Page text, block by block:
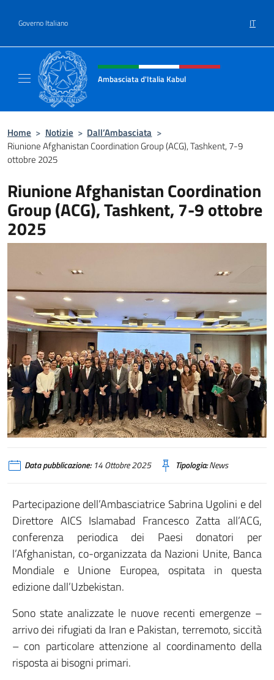
Governo Italiano IT
Intestazione sito, social e menù
Ambasciata d'Italia Kabul
Home > Notizie > Dall’Ambasciata >
Riunione Afghanistan Coordination Group (ACG), Tashkent, 7-9
ottobre 2025
Riunione Afghanistan Coordination
Group (ACG), Tashkent, 7-9 ottobre
2025
Data pubblicazione:14 Ottobre 2025 Tipologia:News
Partecipazione dell’Ambasciatrice Sabrina Ugolini e del
Direttore AICS Islamabad Francesco Zatta all’ACG,
conferenza periodica dei Paesi donatori per
l’Afghanistan, co-organizzata da Nazioni Unite, Banca
Mondiale e Unione Europea, ospitata in questa
edizione dall’Uzbekistan.
Sono state analizzate le nuove recenti emergenze –
arrivo dei rifugiati da Iran e Pakistan, terremoto, siccità
– con particolare attenzione al coordinamento della
risposta ai bisogni primari.